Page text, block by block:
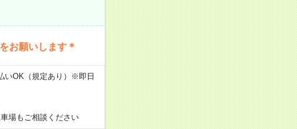
お願いします＊
OK（規定あり）※即日
場もご相談ください